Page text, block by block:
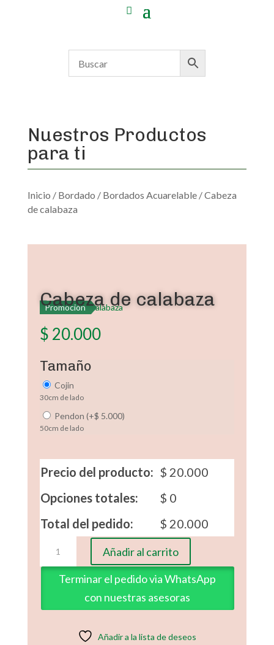
Nuestros Productos
para ti
Inicio / Bordado / Bordados Acuarelable/ Cabeza
de calabaza
Promoción
Cabeza de calabaza
$ 20.000
Tamaño
Cojin
30cm de lado
Pendon (+$ 5.000)
50cm de lado
Precio del producto: $ 20.000
Opciones totales:
$ 0
Total del pedido:
$ 20.000
calabaza
cantidad
Añadir al carrito
Terminar el pedido via WhatsApp
con nuestras asesoras
Añadir a la lista de deseos